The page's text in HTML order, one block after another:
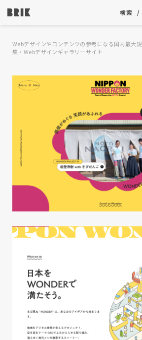
検索
Webデザインやコンテンツの参考になる国内最大
集・Webデザインギャラリーサイト